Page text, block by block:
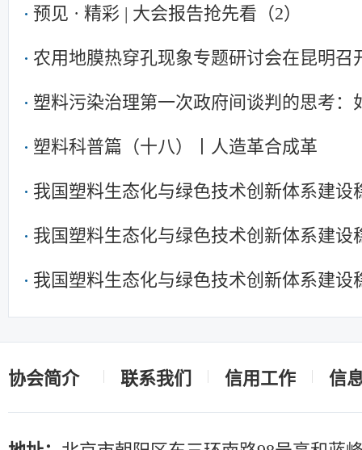
预见 · 精彩 | 大会报告抢先看（2）
农用地膜热穿孔现象专题研讨会在昆明召
塑料污染治理第一次政府间谈判的思考：
塑料科普篇（十八）丨人造革合成革
我国塑料生态化与绿色技术创新体系建设
我国塑料生态化与绿色技术创新体系建设
我国塑料生态化与绿色技术创新体系建设
协会简介 联系我们 信用工作 信